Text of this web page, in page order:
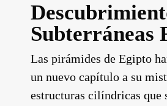
Subterráneas
Las pirámides de Egipto
un nuevo capítulo a su
estructuras cilíndricas que